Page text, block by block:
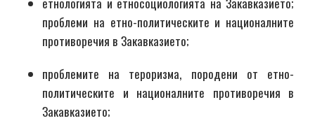
проблеми на етно-политическите и националните
противоречия в Закавказието;
проблемите на тероризма, породени от етно-
политическите и националните противоречия в
Закавказието;